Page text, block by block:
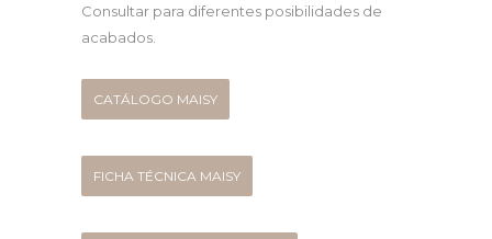
Consultar para diferentes posibilidades de
acabados.
CATÁLOGO MAISY
FICHA TÉCNICA MAISY